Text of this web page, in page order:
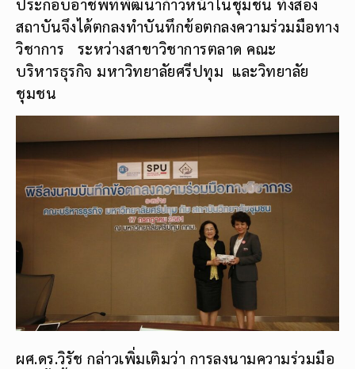
ประกอบอาชีพที่พัฒนาก้าวหน้าในชุมชน ทั้งสอง
สถาบันจึงได้ตกลงทำบันทึกข้อตกลงความร่วมมือทาง
วิชาการ ระหว่างสาขาวิชาการตลาด คณะ
บริหารธุรกิจ มหาวิทยาลัยศรีปทุม และวิทยาลัย
ชุมชน
ผศ.ดร.วิรัช กล่าวเพิ่มเติมว่า การลงนามความร่วมมือ